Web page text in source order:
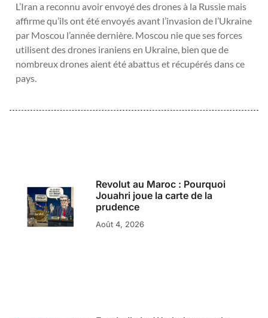
L’Iran a reconnu avoir envoyé des drones à la Russie mais
affirme qu’ils ont été envoyés avant l’invasion de l’Ukraine
par Moscou l’année dernière. Moscou nie que ses forces
utilisent des drones iraniens en Ukraine, bien que de
nombreux drones aient été abattus et récupérés dans ce
pays.
Revolut au Maroc : Pourquoi
Jouahri joue la carte de la
prudence
Août 4, 2026